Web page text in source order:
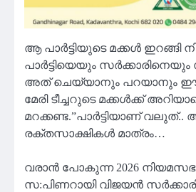
ആ പാർട്ടിയുടെ മക്കൾ ഇറങ്ങി
പാർട്ടിയെയും സർക്കാരിനെയും
അത് ചെയ്യാനും പറയാനും
മേരി ടീച്ചറുടെ മക്കൾക്ക്
മറക്കണ്ട.”പാർട്ടിയാണ്
രക്തസാക്ഷികൾ മാത്രം…
വരാൻ പോകുന്ന 2026 നിയമസഭ
സ:പിണറായി വിജയൻ